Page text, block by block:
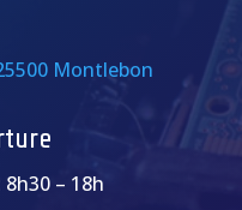
Montlebon
– 18h